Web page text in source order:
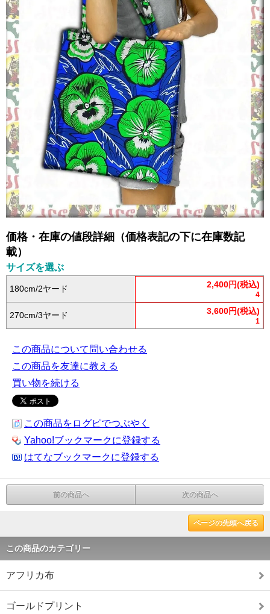
価格・在庫の値段詳細（価格表記の下に在庫数記
載）
サイズを選ぶ
180cm/2ヤード 2,400円(税込)
4
270cm/3ヤード 3,600円(税込)
1
この商品について問い合わせる
この商品を友達に教える
買い物を続ける
この商品をログピでつぶやく
Yahoo!ブックマークに登録する
はてなブックマークに登録する
前の商品へ 次の商品へ
ページの先頭へ戻る
この商品のカテゴリー
アフリカ布
ゴールドプリント